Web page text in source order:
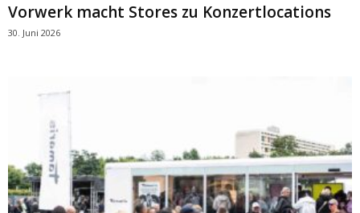
Vorwerk macht Stores zu Konzertlocations
30. Juni 2026